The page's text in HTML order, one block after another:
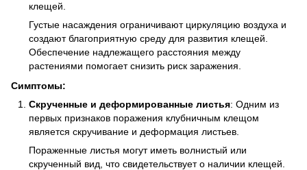
клещей.
Густые насаждения ограничивают циркуляцию воздуха и
создают благоприятную среду для развития клещей.
Обеспечение надлежащего расстояния между
растениями помогает снизить риск заражения.
Симптомы:
Скрученные и деформированные листья: Одним из
первых признаков поражения клубничным клещом
является скручивание и деформация листьев.
Пораженные листья могут иметь волнистый или
скрученный вид, что свидетельствует о наличии клещей.